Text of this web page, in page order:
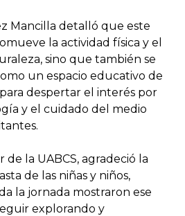
Mancilla detalló que este
la actividad física y el
sino que también se
un espacio educativo de
despertar el interés por
y el cuidado del medio
la UABCS, agradeció la
de las niñas y niños,
la jornada mostraron ese
explorando y